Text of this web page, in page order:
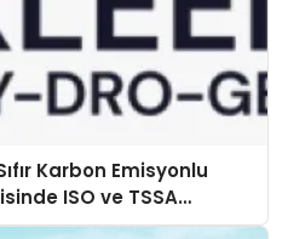
Karbon Emisyonlu
ISO ve TSSA